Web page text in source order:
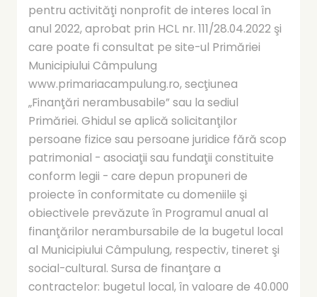
pentru activităţi nonprofit de interes local în
anul 2022, aprobat prin HCL nr. 111/28.04.2022 şi
care poate fi consultat pe site-ul Primăriei
Municipiului Câmpulung
www.primariacampulung.ro, secţiunea
„Finanţări nerambusabile” sau la sediul
Primăriei. Ghidul se aplică solicitanţilor
persoane fizice sau persoane juridice fără scop
patrimonial - asociaţii sau fundaţii constituite
conform legii - care depun propuneri de
proiecte în conformitate cu domeniile şi
obiectivele prevăzute în Programul anual al
finanţărilor nerambursabile de la bugetul local
al Municipiului Câmpulung, respectiv, tineret şi
social-cultural. Sursa de finanţare a
contractelor: bugetul local, în valoare de 40.000